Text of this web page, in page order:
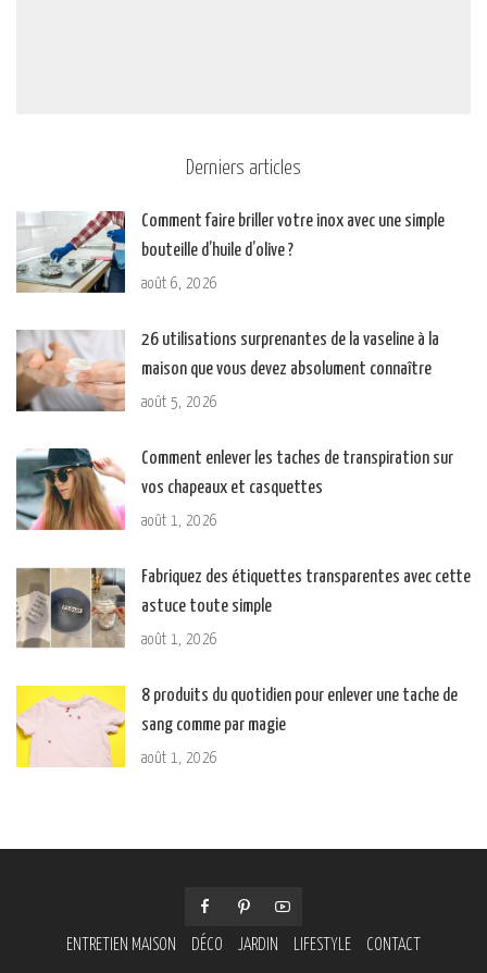
Derniers articles
Comment faire briller votre inox avec une simple
bouteille d’huile d’olive ?
août 6, 2026
26 utilisations surprenantes de la vaseline à la
maison que vous devez absolument connaître
août 5, 2026
Comment enlever les taches de transpiration sur
vos chapeaux et casquettes
août 1, 2026
Fabriquez des étiquettes transparentes avec cette
astuce toute simple
août 1, 2026
8 produits du quotidien pour enlever une tache de
sang comme par magie
août 1, 2026
ENTRETIEN MAISON DÉCO JARDIN LIFESTYLE CONTACT